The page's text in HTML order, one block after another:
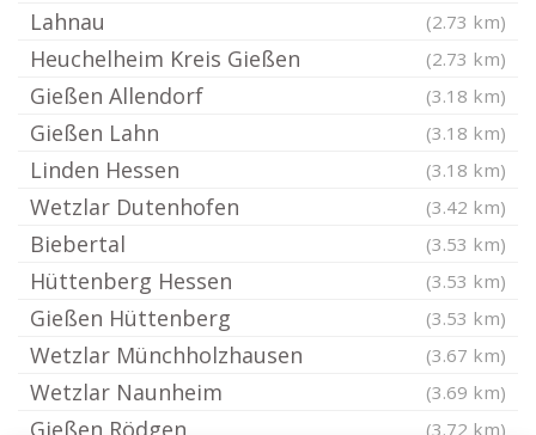
Lahnau (2.73 km)
Heuchelheim Kreis Gießen (2.73 km)
Gießen Allendorf (3.18 km)
Gießen Lahn (3.18 km)
Linden Hessen (3.18 km)
Wetzlar Dutenhofen (3.42 km)
Biebertal (3.53 km)
Hüttenberg Hessen (3.53 km)
Gießen Hüttenberg (3.53 km)
Wetzlar Münchholzhausen (3.67 km)
Wetzlar Naunheim (3.69 km)
Gießen Rödgen (3.72 km)